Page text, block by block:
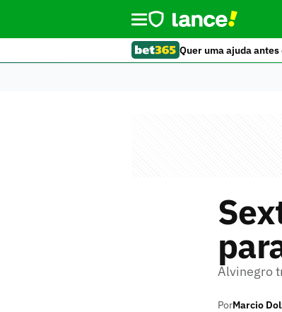
Quer uma ajuda
Alvinegro
PorMarcio